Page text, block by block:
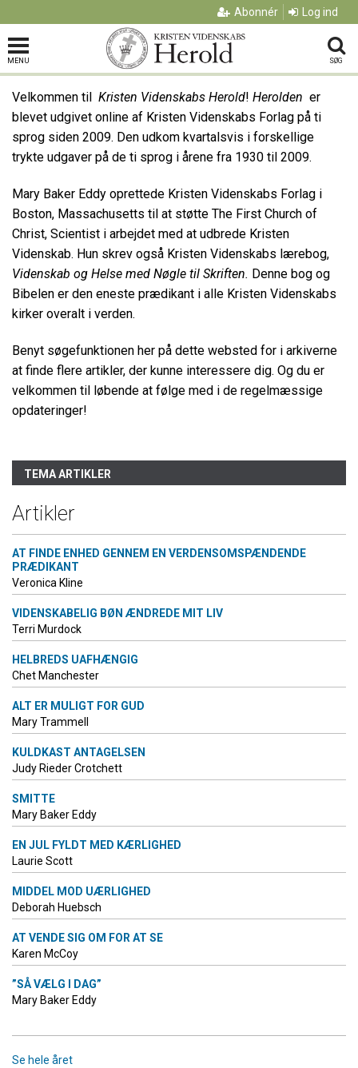
Abonnér Log ind
MENU SØG
Velkommen til Kristen Videnskabs Herold! Herolden er
blevet udgivet online af Kristen Videnskabs Forlag på ti
sprog siden 2009. Den udkom kvartalsvis i forskellige
trykte udgaver på de ti sprog i årene fra 1930 til 2009.
Mary Baker Eddy oprettede Kristen Videnskabs Forlag i
Boston, Massachusetts til at støtte The First Church of
Christ, Scientist i arbejdet med at udbrede Kristen
Videnskab. Hun skrev også Kristen Videnskabs lærebog,
Videnskab og Helse med Nøgle til Skriften. Denne bog og
Bibelen er den eneste prædikant i alle Kristen Videnskabs
kirker overalt i verden.
Benyt søgefunktionen her på dette websted for i arkiverne
at finde flere artikler, der kunne interessere dig. Og du er
velkommen til løbende at følge med i de regelmæssige
opdateringer!
TEMA ARTIKLER
Artikler
AT FINDE ENHED GENNEM EN VERDENSOMSPÆNDENDE
PRÆDIKANT
Veronica Kline
VIDENSKABELIG BØN ÆNDREDE MIT LIV
Terri Murdock
HELBREDS UAFHÆNGIG
Chet Manchester
ALT ER MULIGT FOR GUD
Mary Trammell
KULDKAST ANTAGELSEN
Judy Rieder Crotchett
SMITTE
Mary Baker Eddy
EN JUL FYLDT MED KÆRLIGHED
Laurie Scott
MIDDEL MOD UÆRLIGHED
Deborah Huebsch
AT VENDE SIG OM FOR AT SE
Karen McCoy
”SÅ VÆLG I DAG”
Mary Baker Eddy
Se hele året